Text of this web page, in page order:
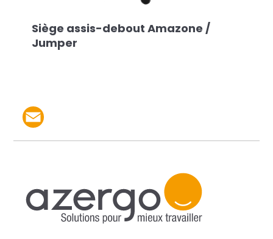
Siège assis-debout Amazone /
Jumper
Partager le produit par